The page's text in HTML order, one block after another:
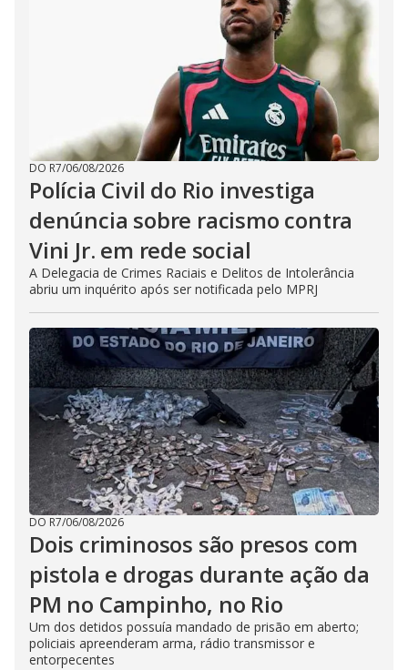
DO R7/06/08/2026
Polícia Civil do Rio investiga
denúncia sobre racismo contra
Vini Jr. em rede social
A Delegacia de Crimes Raciais e Delitos de Intolerância
abriu um inquérito após ser notificada pelo MPRJ
DO R7/06/08/2026
Dois criminosos são presos com
pistola e drogas durante ação da
PM no Campinho, no Rio
Um dos detidos possuía mandado de prisão em aberto;
policiais apreenderam arma, rádio transmissor e
entorpecentes